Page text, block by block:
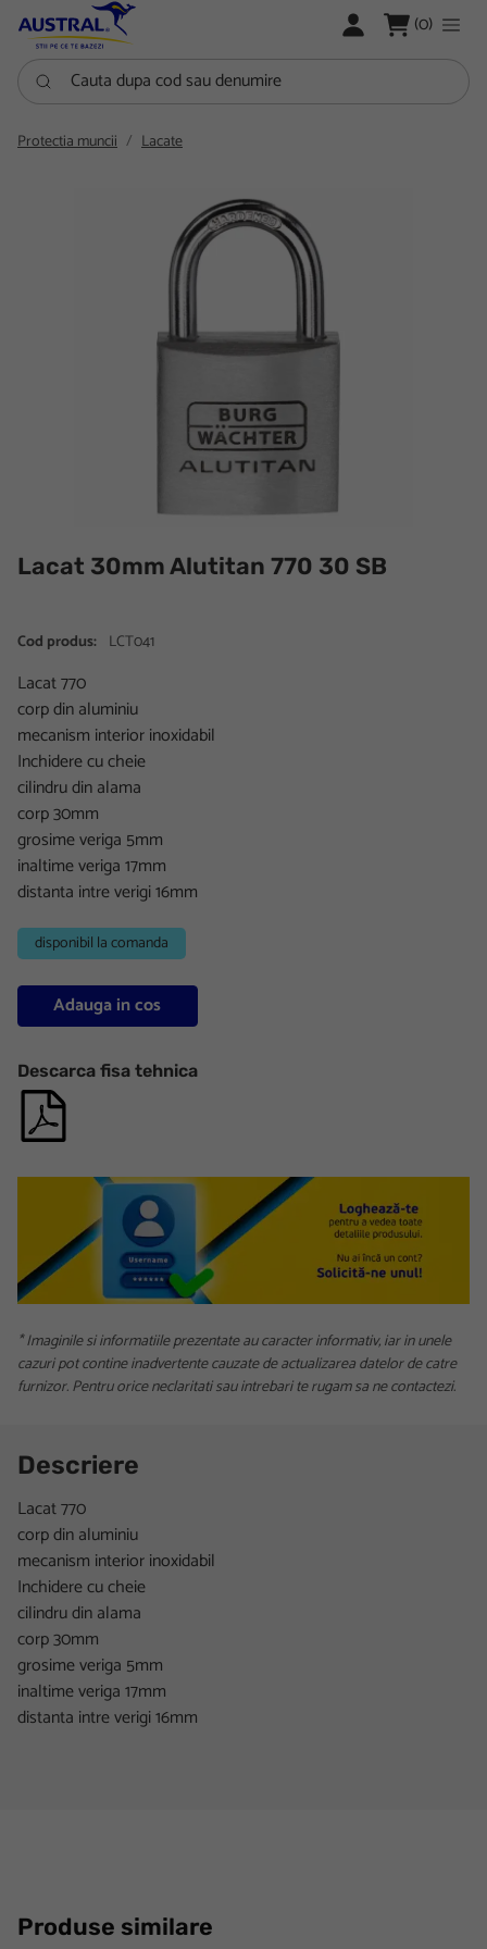
LOGARE (0)
Cauta dupa cod sau denumire
Protectia muncii Lacate
Lacat 30mm Alutitan 770 30 SB
Cod produs: LCT041
Lacat 770
corp din aluminiu
mecanism interior inoxidabil
Inchidere cu cheie
cilindru din alama
corp 30mm
grosime veriga 5mm
inaltime veriga 17mm
distanta intre verigi 16mm
disponibil la comanda
Adauga in cos
Descarca fisa tehnica
* Imaginile si informatiile prezentate au caracter informativ, iar in unele
cazuri pot contine inadvertente cauzate de actualizarea datelor de catre
furnizor. Pentru orice neclaritati sau intrebari te rugam sa ne contactezi.
Descriere
Lacat 770
corp din aluminiu
mecanism interior inoxidabil
Inchidere cu cheie
cilindru din alama
corp 30mm
grosime veriga 5mm
inaltime veriga 17mm
distanta intre verigi 16mm
Produse similare